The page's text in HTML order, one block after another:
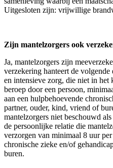
Uitgesloten zijn: vrijwillige
Zijn mantelzorgers ook
Ja, mantelzorgers zijn
verzekering hanteert de
en intensieve zorg, die niet in het
beroep door een persoon,
aan een hulpbehoevende
partner, ouder, kind, vriend of
mantelzorgers niet beschouwd
de persoonlijke relatie die
verzorgen van minimaal 8 uur
chronische zieke en/of
buren.